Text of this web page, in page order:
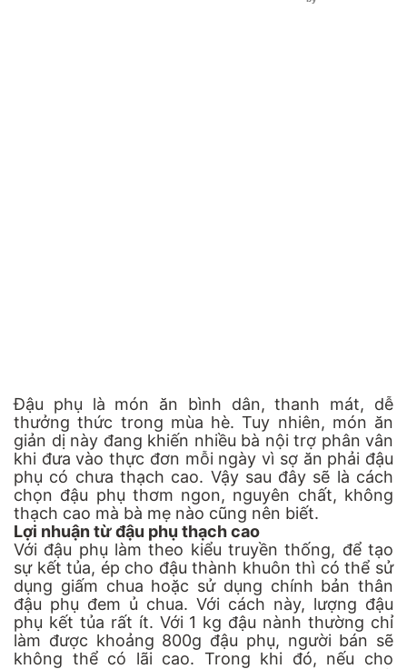
Đậu phụ là món ăn bình dân, thanh mát, dễ
thưởng thức trong mùa hè. Tuy nhiên, món ăn
giản dị này đang khiến nhiều bà nội trợ phân vân
khi đưa vào thực đơn mỗi ngày vì sợ ăn phải đậu
phụ có chưa thạch cao. Vậy sau đây sẽ là cách
chọn đậu phụ thơm ngon, nguyên chất, không
thạch cao mà bà mẹ nào cũng nên biết.
Lợi nhuận từ đậu phụ thạch cao
Với đậu phụ làm theo kiểu truyền thống, để tạo
sự kết tủa, ép cho đậu thành khuôn thì có thể sử
dụng giấm chua hoặc sử dụng chính bản thân
đậu phụ đem ủ chua. Với cách này, lượng đậu
phụ kết tủa rất ít. Với 1 kg đậu nành thường chỉ
làm được khoảng 800g đậu phụ, người bán sẽ
không thể có lãi cao. Trong khi đó, nếu cho